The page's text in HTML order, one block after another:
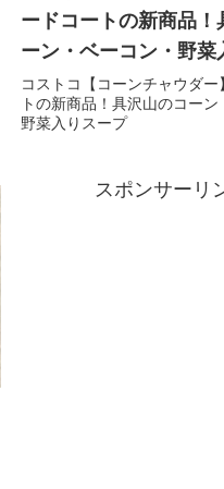
ードコートの新商品！
ーン・ベーコン・野菜
コストコ【コーンチャウダー
トの新商品！具沢山のコーン
野菜入りスープ
スポンサーリ